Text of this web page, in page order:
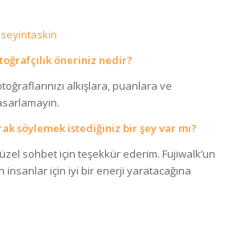
öneriniz nedir?
alkışlara, puanlara ve
söylemek istediğiniz bir şey var mı?
sohbet için teşekkür ederim. Fujiwalk’un
insanlar için iyi bir enerji yaratacağına